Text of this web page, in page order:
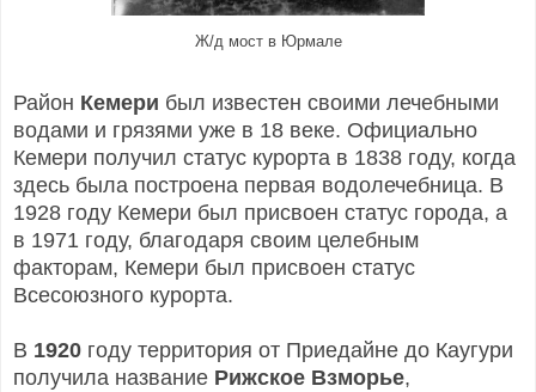
Ж/д мост в Юрмале
Район Кемери был известен своими лечебными
водами и грязями уже в 18 веке. Официально
Кемери получил статус курорта в 1838 году, когда
здесь была построена первая водолечебница. В
1928 году Кемери был присвоен статус города, а
в 1971 году, благодаря своим целебным
факторам, Кемери был присвоен статус
Всесоюзного курорта.
В 1920 году территория от Приедайне до Каугури
получила название Рижское Взморье,